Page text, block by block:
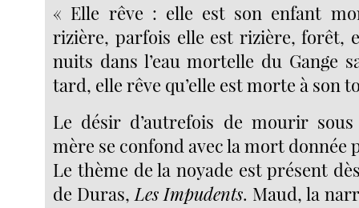
« Elle rêve : elle est son enfant
rizière, parfois elle est rizière, forêt,
nuits dans l’eau mortelle du Gange
tard, elle rêve qu’elle est morte à son
Le désir d’autrefois de mourir
mère se confond avec la mort donnée
Le thème de la noyade est présent
de Duras,Les Impudents. Maud, la